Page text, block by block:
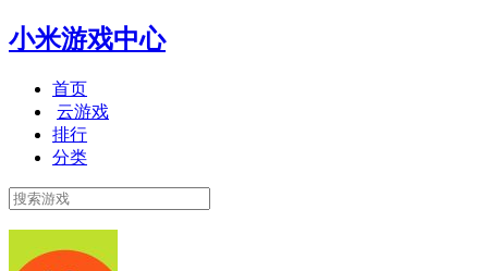
小米游戏中心
首页
云游戏
排行
分类